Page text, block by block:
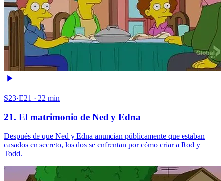
S23·E21 · 22 min
21. El matrimonio de Ned y Edna
Después de que Ned y Edna anuncian públicamente que estaban
casados en secreto, los dos se enfrentan por cómo criar a Rod y
Todd.